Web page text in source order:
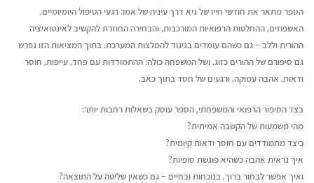
הספר מתאר את חודשי חייו של גיא דרך עיניה של אמו: רגעי הטיפול היומיומיים,
האשפוזים, ההחלטות הרפואיות המורכבות, והבחירה החוזרת להקשיב לאינטואיציה
ההורית וללב – גם כשהם עומדים בניגוד להמלצות המערכת. בתוך המציאות הזו נפרש
גם סיפורם של ההורים כזוג, ושל המשפחה כולה: ההתמודדות עם פחד, עייפות, חוסר
ודאות, אהבה עמוקה, ורגעים של חסד בתוך כאב.
בצד הסיפור הרפואי והמשפחתי, הספר עוסק בשאלות רחבות יותר:
מהי משמעות של הקשבה אמיתית?
כיצד מתמודדים עם חוסר ודאות קיומית?
איך נראית אהבה כשהיא פוגשת סופיות?
ואיך אפשר לבחור ברוך, בנוכחות ובחיים – גם כשאין שליטה על התוצאה?